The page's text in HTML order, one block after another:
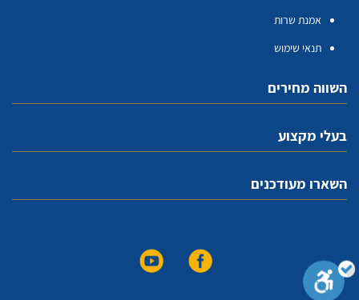
אמנת שרות
תנאי שימוש
השווה מחירים
בעלי מקצוע
השארו מעודכנים